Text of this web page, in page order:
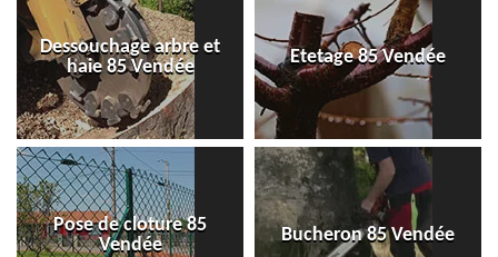
Dessouchage arbre et
haie 85 Vendée
Etetage 85 Vendée
Pose de cloture 85
Vendée
Bucheron 85 Vendée